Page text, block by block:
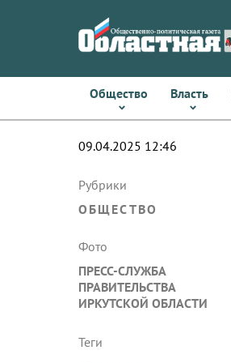
Общество Власть
09.04.2025 12:46
Рубрики
ОБЩЕСТВО
Фото
ПРЕСС-СЛУЖБА
ПРАВИТЕЛЬСТВА
ИРКУТСКОЙ ОБЛАСТИ
Теги